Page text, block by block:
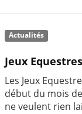
Actualités
Jeux
Les Jeux
début du mois
ne veulent rien